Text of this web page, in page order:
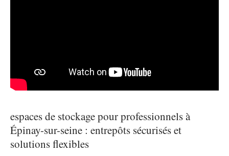
espaces de stockage pour professionnels à
Épinay-sur-seine : entrepôts sécurisés et
solutions flexibles